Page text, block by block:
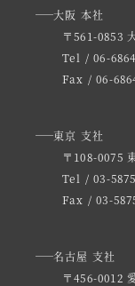
大阪 本社
〒561-0853
Tel / 06-
Fax / 06-
東京 支社
〒108-0075
Tel / 03-
Fax / 03-
名古屋 支社
〒456-0012